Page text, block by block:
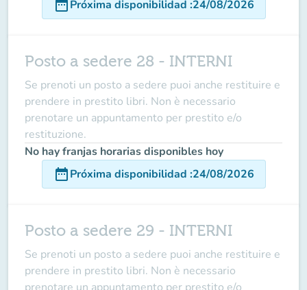
date_rangePróxima disponibilidad :24/08/2026
Posto a sedere 28 - INTERNI
Se prenoti un posto a sedere puoi anche restituire e
prendere in prestito libri. Non è necessario
prenotare un appuntamento per prestito e/o
restituzione.
No hay franjas horarias disponibles hoy
date_rangePróxima disponibilidad :24/08/2026
Posto a sedere 29 - INTERNI
Se prenoti un posto a sedere puoi anche restituire e
prendere in prestito libri. Non è necessario